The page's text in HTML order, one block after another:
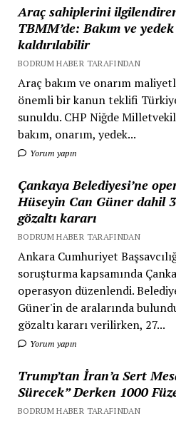
Araç sahiplerini
TBMM’de: Bakım ve
kaldırılabilir
BODRUM HABER TARAFINDAN
Araç bakım ve onarım
önemli bir kanun teklifi
sunuldu. CHP Niğde
bakım, onarım, yedek...
Yorum yapın
Çankaya Belediyesi’ne
Hüseyin Can Güner dahil
gözaltı kararı
BODRUM HABER TARAFINDAN
Ankara Cumhuriyet
soruşturma kapsamında
operasyon düzenlendi.
Güner'in de aralarında
gözaltı kararı verilirken, 27...
Yorum yapın
Trump’tan İran’a Sert
Sürecek” Derken 1000
BODRUM HABER TARAFINDAN